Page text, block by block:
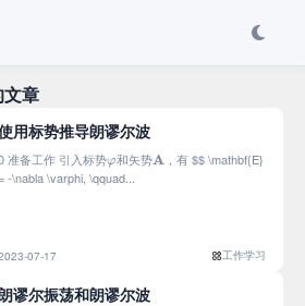
章
用标势推导朗谬尔波
准备工作 引入标势 和矢势
，有 $$ \mathbf{E}
-\nabla \varphi, \qquad...
07-17 工作学习
谬尔振荡和朗谬尔波